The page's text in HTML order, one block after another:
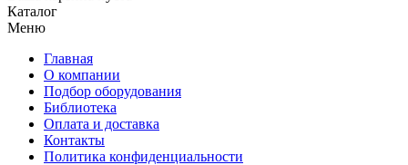
Каталог
Меню
Главная
О компании
Подбор оборудования
Библиотека
Оплата и доставка
Контакты
Политика конфиденциальности